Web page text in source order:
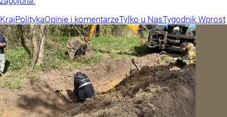
KrajPolitykaOpinie i komentarzeTylko u NasTygodnik Wprost